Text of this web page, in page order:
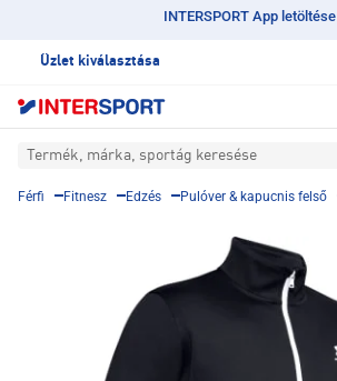
INTERSPORT App letöltése
Üzlet kiválasztása
Termék, márka, sportág keresése
Férfi Fitnesz Edzés Pulóver & kapucnis felső